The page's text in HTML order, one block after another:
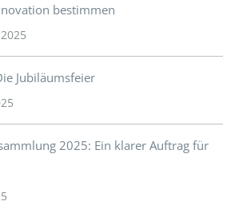
bestimmen
Jubiläumsfeier
2025: Ein klarer Auftrag für